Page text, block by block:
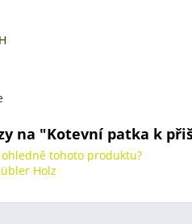
na "Kotevní patka k
tohoto produktu?
Holz